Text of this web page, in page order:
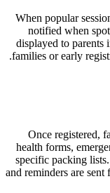
When popular
notified when
displayed to
families or early
Once registered,
health forms,
specific packing
and reminders are sent